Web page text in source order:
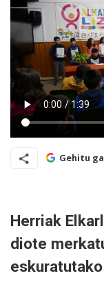
Gehitu
Herriak
diote